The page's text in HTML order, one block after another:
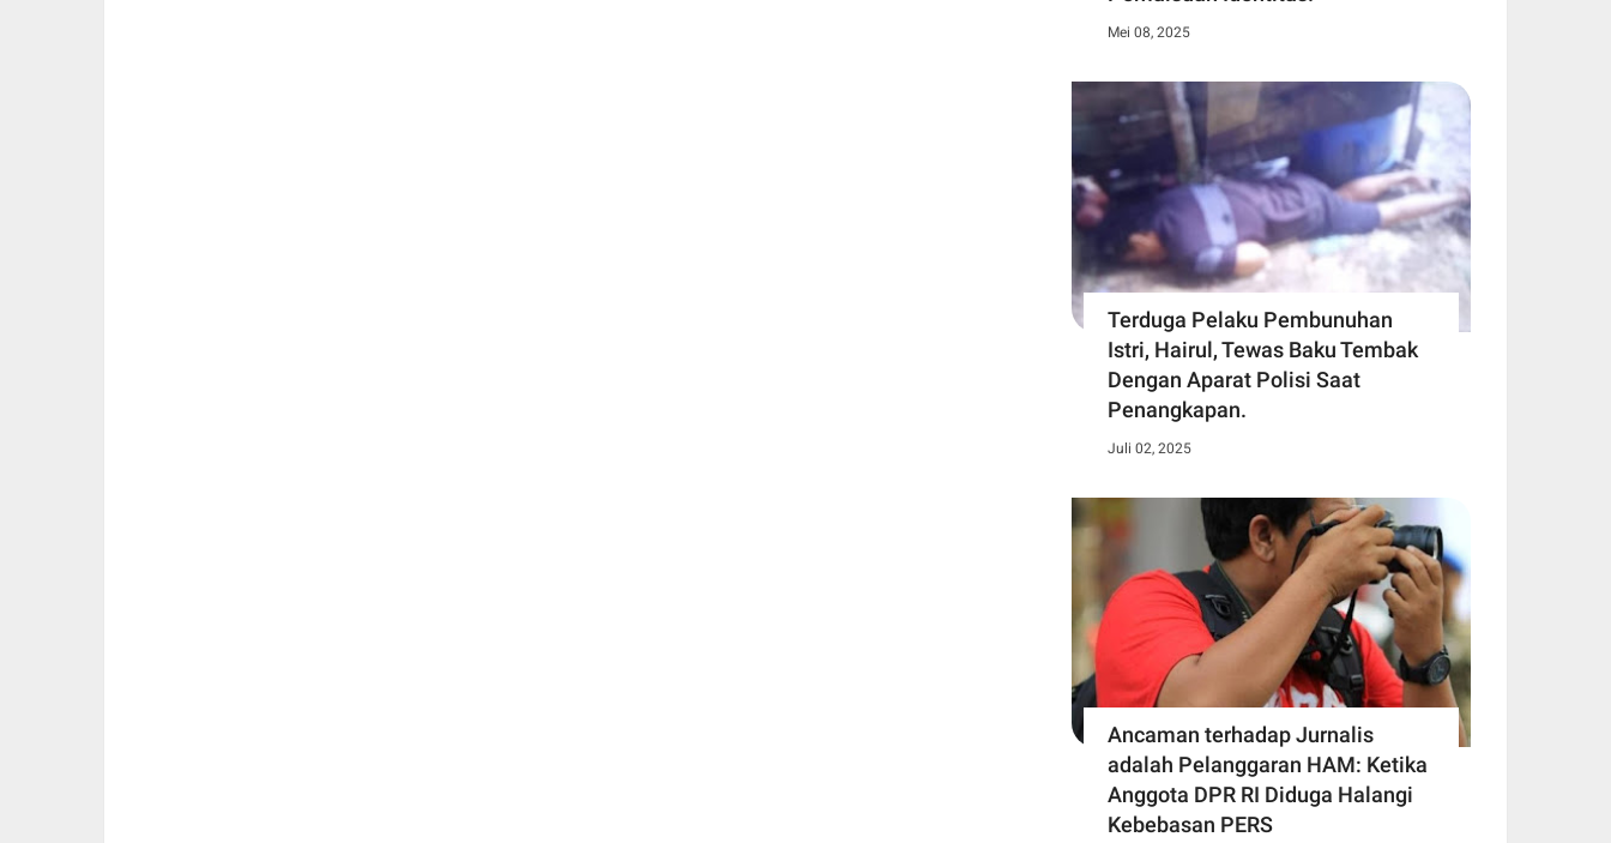
Mei 08, 2025
Terduga Pelaku Pembunuhan
Istri, Hairul, Tewas Baku Tembak
Dengan Aparat Polisi Saat
Penangkapan.
Juli 02, 2025
Ancaman terhadap Jurnalis
adalah Pelanggaran HAM: Ketika
Anggota DPR RI Diduga Halangi
Kebebasan PERS